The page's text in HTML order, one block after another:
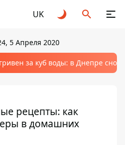
UK
5 Апреля 2020
за куб воды: в Днепре
рецепты: как
в домашних